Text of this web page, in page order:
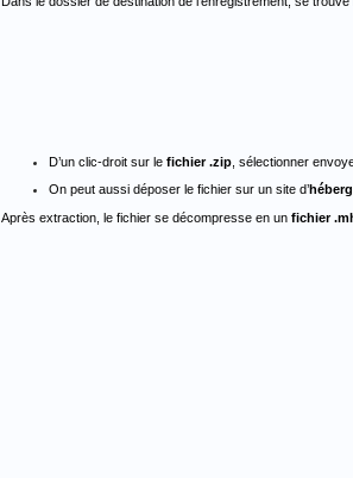
D’un clic-droit sur le fichier .zip , sélectionner
On peut aussi déposer le fichier sur un site d’
Après extraction, le fichier se décompresse en un fichier